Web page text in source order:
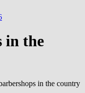
in the
in the country